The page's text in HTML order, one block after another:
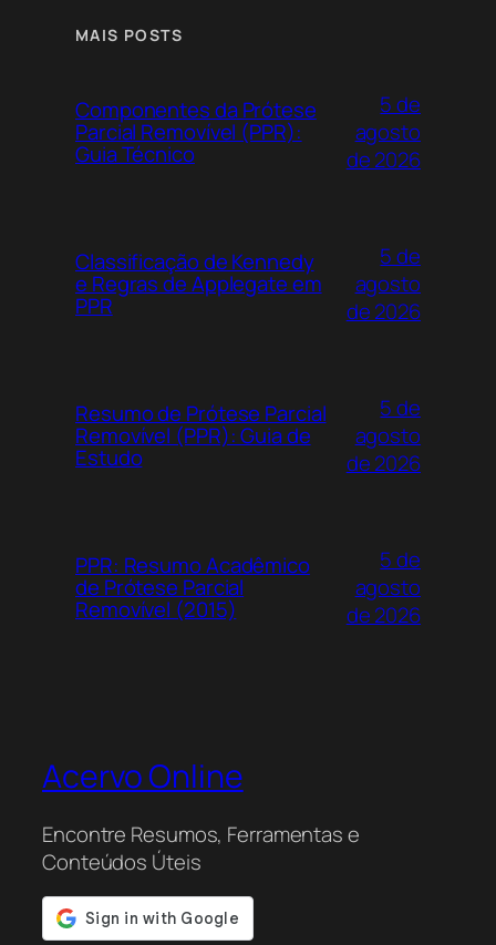
MAIS POSTS
Componentes da Prótese
Parcial Removível (PPR):
Guia Técnico
5 de
agosto
de 2026
Classificação de Kennedy
e Regras de Applegate em
PPR
5 de
agosto
de 2026
Resumo de Prótese Parcial
Removível (PPR): Guia de
Estudo
5 de
agosto
de 2026
PPR: Resumo Acadêmico
de Prótese Parcial
Removível (2015)
5 de
agosto
de 2026
Acervo Online
Encontre Resumos, Ferramentas e
Conteúdos Úteis